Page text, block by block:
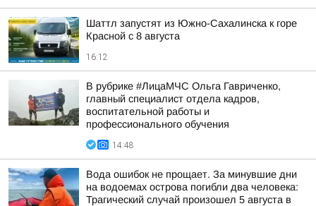
Шаттл запустят из Южно-Сахалинска к горе
Красной с 8 августа
16:12
В рубрике #ЛицаМЧС Ольга Гавриченко,
главный специалист отдела кадров,
воспитательной работы и
профессионального обучения
14:48
Вода ошибок не прощает. За минувшие дни
на водоемах острова погибли два человека:
Трагический случай произошел 5 августа в